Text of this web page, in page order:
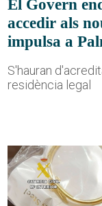
El Govern
accedir als
impulsa a
S'hauran
residència legal